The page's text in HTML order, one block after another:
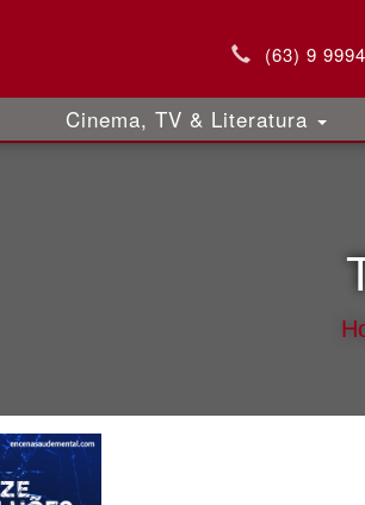
(63) 9
Cinema, TV & Literatura